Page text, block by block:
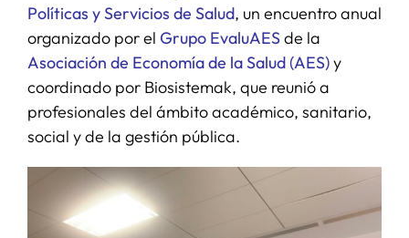
Políticas y Servicios de Salud, un encuentro anual
organizado por el Grupo EvaluAESde la
Asociación de Economía de la Salud (AES)y
coordinado por Biosistemak, que reunió a
profesionales del ámbito académico, sanitario,
social y de la gestión pública.